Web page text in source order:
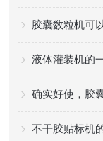
胶囊数粒机可
液体灌装机的
确实好使，胶
不干胶贴标机